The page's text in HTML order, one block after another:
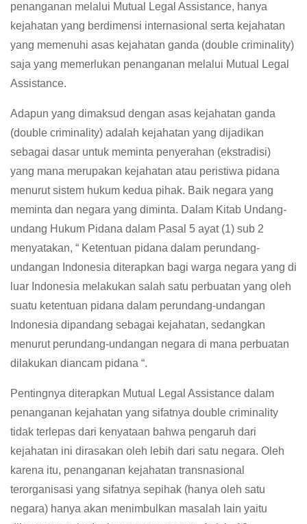
penanganan melalui Mutual Legal Assistance, hanya
kejahatan yang berdimensi internasional serta kejahatan
yang memenuhi asas kejahatan ganda (double criminality)
saja yang memerlukan penanganan melalui Mutual Legal
Assistance.
Adapun yang dimaksud dengan asas kejahatan ganda
(double criminality) adalah kejahatan yang dijadikan
sebagai dasar untuk meminta penyerahan (ekstradisi)
yang mana merupakan kejahatan atau peristiwa pidana
menurut sistem hukum kedua pihak. Baik negara yang
meminta dan negara yang diminta. Dalam Kitab Undang-
undang Hukum Pidana dalam Pasal 5 ayat (1) sub 2
menyatakan, “ Ketentuan pidana dalam perundang-
undangan Indonesia diterapkan bagi warga negara yang di
luar Indonesia melakukan salah satu perbuatan yang oleh
suatu ketentuan pidana dalam perundang-undangan
Indonesia dipandang sebagai kejahatan, sedangkan
menurut perundang-undangan negara di mana perbuatan
dilakukan diancam pidana “.
Pentingnya diterapkan Mutual Legal Assistance dalam
penanganan kejahatan yang sifatnya double criminality
tidak terlepas dari kenyataan bahwa pengaruh dari
kejahatan ini dirasakan oleh lebih dari satu negara. Oleh
karena itu, penanganan kejahatan transnasional
terorganisasi yang sifatnya sepihak (hanya oleh satu
negara) hanya akan menimbulkan masalah lain yaitu